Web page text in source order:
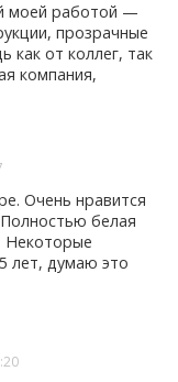
моей работой —
прозрачные
как от коллег, так
компания,
Очень нравится
белая
Некоторые
лет, думаю это